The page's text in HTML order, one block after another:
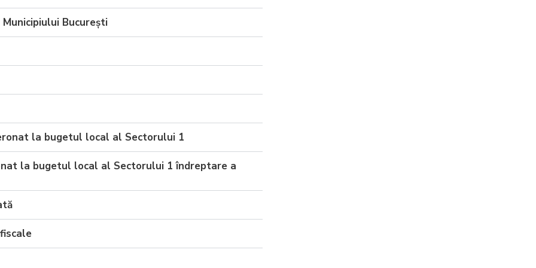
București
la bugetul local al Sectorului 1
la bugetul local al Sectorului 1 îndreptare a